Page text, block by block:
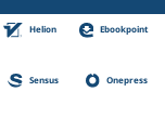
Helion Ebookpoint
Sensus Onepress